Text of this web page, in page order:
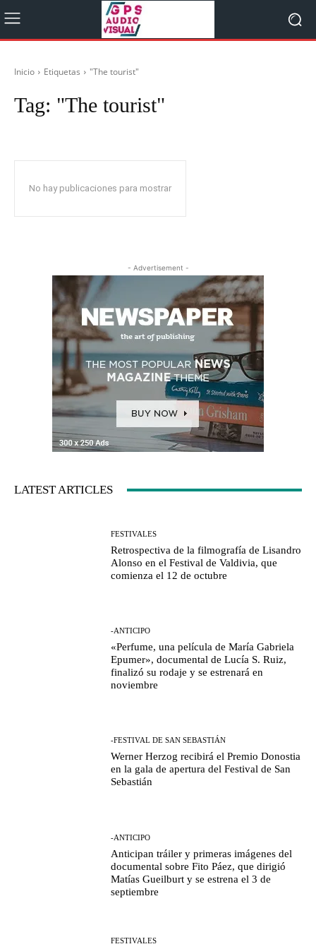
Inicio Etiquetas "The tourist"
Tag: "The tourist"
No hay publicaciones para mostrar
- Advertisement -
LATEST ARTICLES
FESTIVALES
Retrospectiva de la filmografía de Lisandro
Alonso en el Festival de Valdivia, que
comienza el 12 de octubre
-ANTICIPO
«Perfume, una película de María Gabriela
Epumer», documental de Lucía S. Ruiz,
finalizó su rodaje y se estrenará en
noviembre
-FESTIVAL DE SAN SEBASTIÁN
Werner Herzog recibirá el Premio Donostia
en la gala de apertura del Festival de San
Sebastián
-ANTICIPO
Anticipan tráiler y primeras imágenes del
documental sobre Fito Páez, que dirigió
Matías Gueilburt y se estrena el 3 de
septiembre
FESTIVALES